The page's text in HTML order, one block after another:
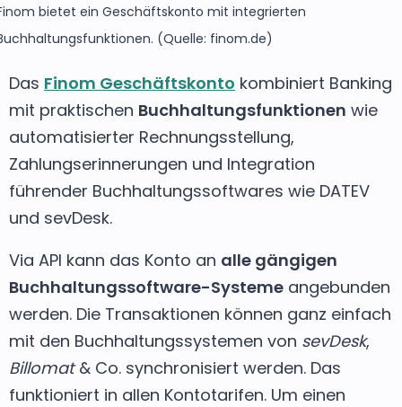
bietet ein Geschäftskonto mit integrierten
(Quelle: finom.de)
Das Finom Geschäftskonto kombiniert Banking
mit praktischen Buchhaltungsfunktionen wie
automatisierter Rechnungsstellung,
Zahlungserinnerungen und Integration
führender Buchhaltungssoftwares wie DATEV
und sevDesk.
Via API kann das Konto an alle gängigen
Buchhaltungssoftware-Systeme angebunden
werden. Die Transaktionen können ganz einfach
mit den Buchhaltungssystemen von sevDesk,
Billomat& Co. synchronisiert werden. Das
funktioniert in allen Kontotarifen. Um einen